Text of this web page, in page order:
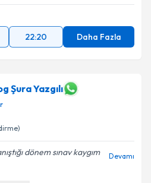
22:20 Daha Fazla
Şura Yazgılı
dönem sınav kaygım
Devamı